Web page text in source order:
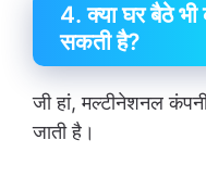
4. क्या घर बैठे
सकती है?
जी हां, मल्टीनेशनल
जाती है।